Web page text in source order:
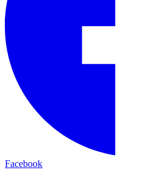
Facebook